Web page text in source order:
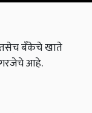
गरजेचे आहे.